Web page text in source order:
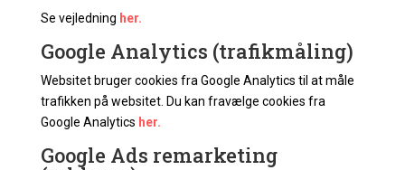
Se vejledning her.
Google Analytics (trafikmåling)
Websitet bruger cookies fra Google Analytics til at måle
trafikken på websitet. Du kan fravælge cookies fra
Google Analytics her.
Google Ads remarketing